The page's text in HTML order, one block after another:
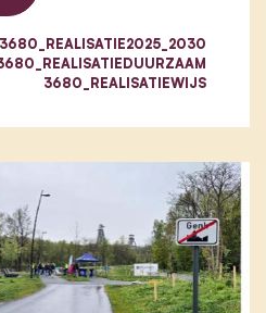
3680_REALISATIE2025_2030
3680_REALISATIEWIJS